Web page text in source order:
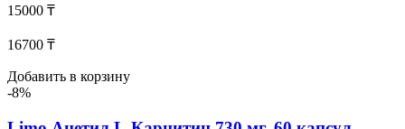
15000 ₸
16700 ₸
Добавить в корзину
-8%